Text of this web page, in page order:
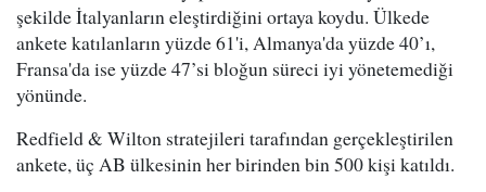
şekilde İtalyanların eleştirdiğini ortaya koydu. Ülkede
ankete katılanların yüzde 61'i, Almanya'da yüzde 40’ı,
Fransa'da ise yüzde 47’si bloğun süreci iyi yönetemediği
yönünde.
Redfield & Wilton stratejileri tarafından gerçekleştirilen
ankete, üç AB ülkesinin her birinden bin 500 kişi katıldı.